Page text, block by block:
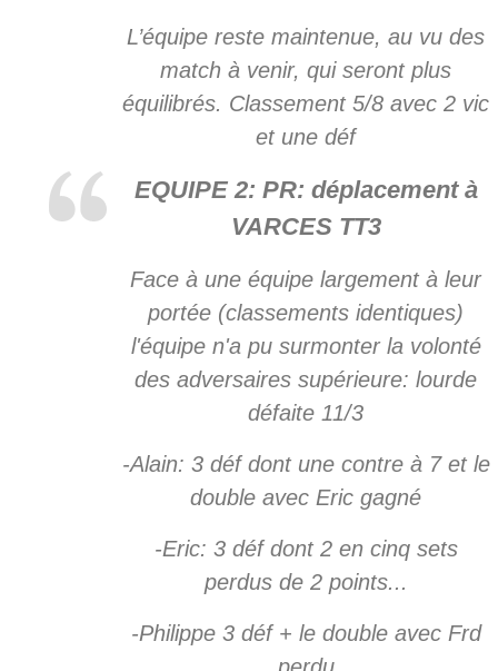
L’équipe reste maintenue, au vu des
match à venir, qui seront plus
équilibrés. Classement 5/8 avec 2 vic
et une déf
EQUIPE 2: PR: déplacement à
VARCES TT3
Face à une équipe largement à leur
portée (classements identiques)
l'équipe n'a pu surmonter la volonté
des adversaires supérieure: lourde
défaite 11/3
-Alain: 3 déf dont une contre à 7 et le
double avec Eric gagné
-Eric: 3 déf dont 2 en cinq sets
perdus de 2 points...
-Philippe 3 déf + le double avec Frd
perdu